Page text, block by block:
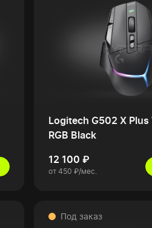
Logitech G502 X Plus
RGB Black
12 100 ₽
от 450 ₽/мес.
Под заказ